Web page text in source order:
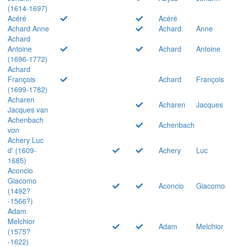
(1614-1697)
Acéré
Acéré
Achard Anne
Achard
Anne
Achard
Antoine
(1696-1772)
Achard
Antoine
Achard
François
(1699-1782)
Achard
François
Acharen
Jacques van
Acharen
Jacques
Achenbach
von
Achenbach
Achery Luc
d' (1609-
1685)
Achery
Luc
Aconcio
Giacomo
(1492?
-1566?)
Aconcio Giacomo
Adam
Melchior
(1575?
-1622)
Adam Melchior